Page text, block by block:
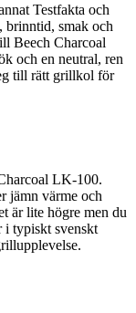
Testfakta och
brinntid, smak och
Beech Charcoal
och en neutral, ren
till rätt grillkol för
LK-100.
jämn värme och
är lite högre men du
i typiskt svenskt